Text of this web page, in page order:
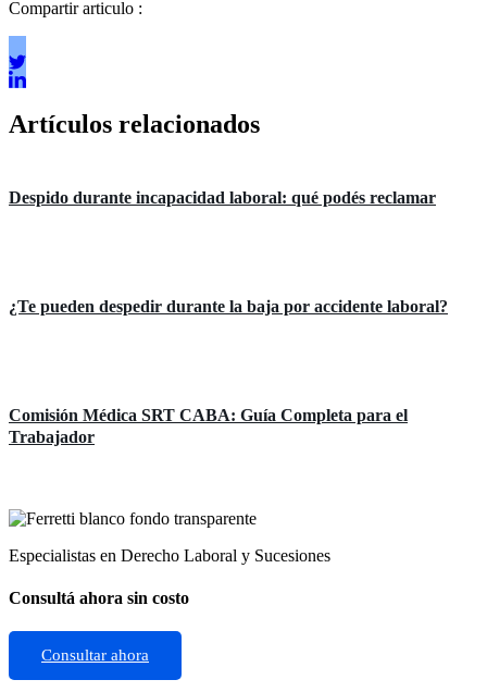
Compartir articulo :
Artículos relacionados
Despido durante incapacidad laboral: qué podés reclamar
¿Te pueden despedir durante la baja por accidente laboral?
Comisión Médica SRT CABA: Guía Completa para el
Trabajador
Especialistas en Derecho Laboral y Sucesiones
Consultá ahora sin costo
Consultar ahora